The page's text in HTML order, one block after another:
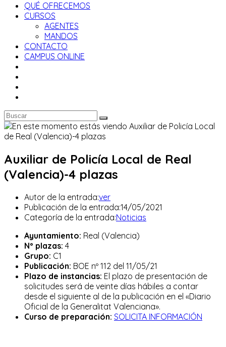
QUÉ OFRECEMOS
CURSOS
AGENTES
MANDOS
CONTACTO
CAMPUS ONLINE
Auxiliar de Policía Local de Real
(Valencia)-4 plazas
Autor de la entrada:ver
Publicación de la entrada:14/05/2021
Categoría de la entrada:Noticias
Ayuntamiento: Real (Valencia)
Nº plazas: 4
Grupo: C1
Publicación: BOE nº 112 del 11/05/21
Plazo de instancias: El plazo de presentación de
solicitudes será de veinte días hábiles a contar
desde el siguiente al de la publicación en el «Diario
Oficial de la Generalitat Valenciana».
Curso de preparación: SOLICITA INFORMACIÓN